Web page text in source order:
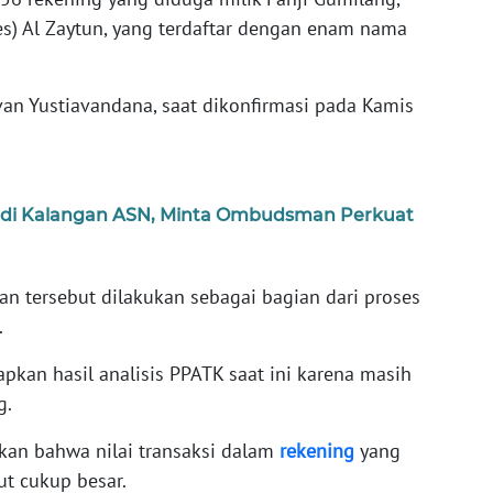
Al Zaytun, yang terdaftar dengan enam nama
Yustiavandana, saat dikonfirmasi pada Kamis
Kalangan ASN, Minta Ombudsman Perkuat
tersebut dilakukan sebagai bagian dari proses
hasil analisis PPATK saat ini karena masih
bahwa nilai transaksi dalam rekening yang
cukup besar.